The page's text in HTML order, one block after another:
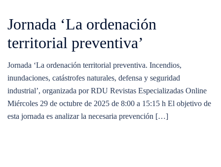
Jornada ‘La ordenación
territorial preventiva’
Jornada ‘La ordenación territorial preventiva. Incendios,
inundaciones, catástrofes naturales, defensa y seguridad
industrial’, organizada por RDU Revistas Especializadas Online
Miércoles 29 de octubre de 2025 de 8:00 a 15:15 h El objetivo de
esta jornada es analizar la necesaria prevención […]